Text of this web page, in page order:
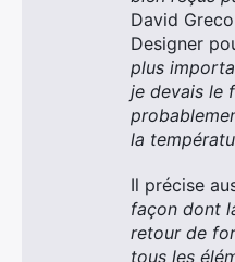
David
Designer
plus
je devais le
la
Il précise
façon dont
retour de
tous les